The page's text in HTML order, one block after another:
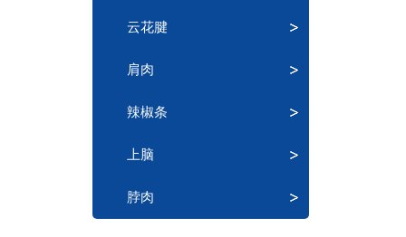
云花腱
肩肉
辣椒条
上脑
脖肉